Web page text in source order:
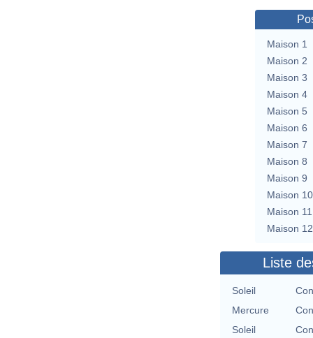
Maison 1
Maison 2
Maison 3
Maison 4
Maison 5
Maison 6
Maison 7
Maison 8
Maison 9
Maison 10
Maison 11
Maison 12
Liste
Soleil
Mercure
Soleil